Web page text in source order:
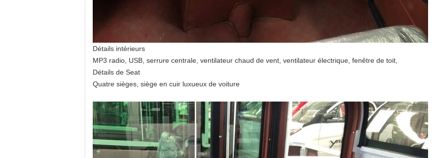
Détails intérieurs
MP3 radio, USB, serrure centrale, ventilateur chaud de vent, ventilateur électrique, fenêtre de toit,
Détails de Seat
Quatre sièges, siège en cuir luxueux de voiture